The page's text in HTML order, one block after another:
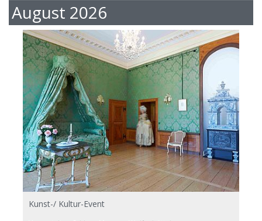
August 2026
Kunst-/ Kultur-Event